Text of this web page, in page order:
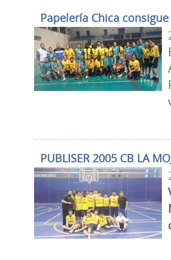
Papelería Chica
PUBLISER 2005 CB LA